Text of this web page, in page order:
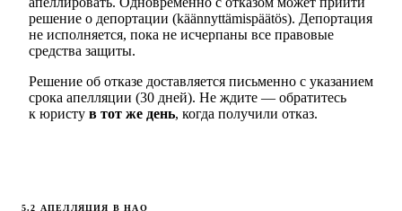
решение о депортации (käännyttämispäätös). Депортация
не исполняется, пока не исчерпаны все правовые
средства защиты.
Решение об отказе доставляется письменно с указанием
срока апелляции (30 дней). Не ждите — обратитесь
к юристу в тот же день, когда получили отказ.
5.2 АПЕЛЛЯЦИЯ В HAO